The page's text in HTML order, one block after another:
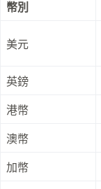
幣別
美元
英鎊
港幣
澳幣
加幣